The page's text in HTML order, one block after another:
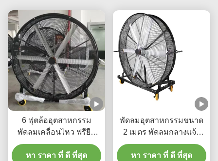
6 ฟุตล้ออุตสาหกรรม
พัดลมเคลื่อนไหว ฟรียืน
พัดลมกลางแจ้งขนาดใหญ่
หา ราคา ที่ ดี ที่สุด
พัดลมอุตสาหกรรมขนาด
2 เมตร พัดลมกลางแจ้ง
แบบพกพาขนาดหนัก 5
หรือ 6 ใบ
หา ราคา ที่ ดี ที่สุด